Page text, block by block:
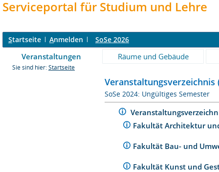
Serviceportal für Studium und Lehre
Startseite Anmelden SoSe 2026
Veranstaltungen Räume und Gebäude
Sie sind hier: Startseite
Veranstaltungsverzeichnis
SoSe 2024: Ungültiges Semester
Fakultät Architektur
Fakultät Bau- und
Fakultät Kunst und